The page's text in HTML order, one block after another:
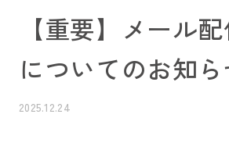
【重要】メール
についてのお知ら
2025.12.24